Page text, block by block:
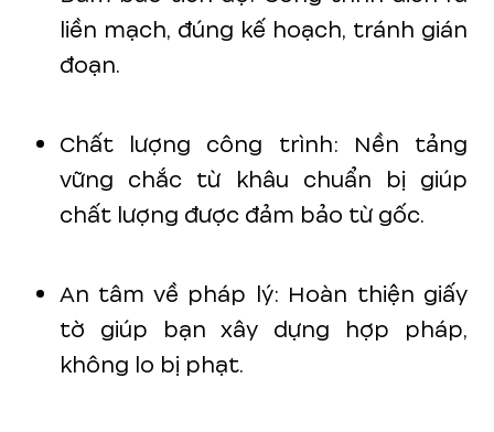
liền mạch, đúng kế hoạch, tránh gián
đoạn.
Chất lượng công trình: Nền tảng
vững chắc từ khâu chuẩn bị giúp
chất lượng được đảm bảo từ gốc.
An tâm về pháp lý: Hoàn thiện giấy
tờ giúp bạn xây dựng hợp pháp,
không lo bị phạt.